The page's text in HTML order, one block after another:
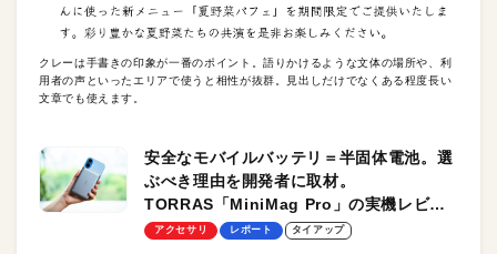
クレーは手書きの印象が一番のポイント。語りかけるような文体の場所や、利
用者の声といったエリアで使うと相性が抜群。見出しだけでなくある程度長い
文章でも使えます。
安全なモバイルバッテリ＝半固体電池。選
ぶべき理由を開発者に取材。
TORRAS「MiniMag Pro」の実機レビュ
ーも
アクセサリ レポート タイアップ